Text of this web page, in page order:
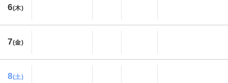
6(木)
7(金)
8(土)